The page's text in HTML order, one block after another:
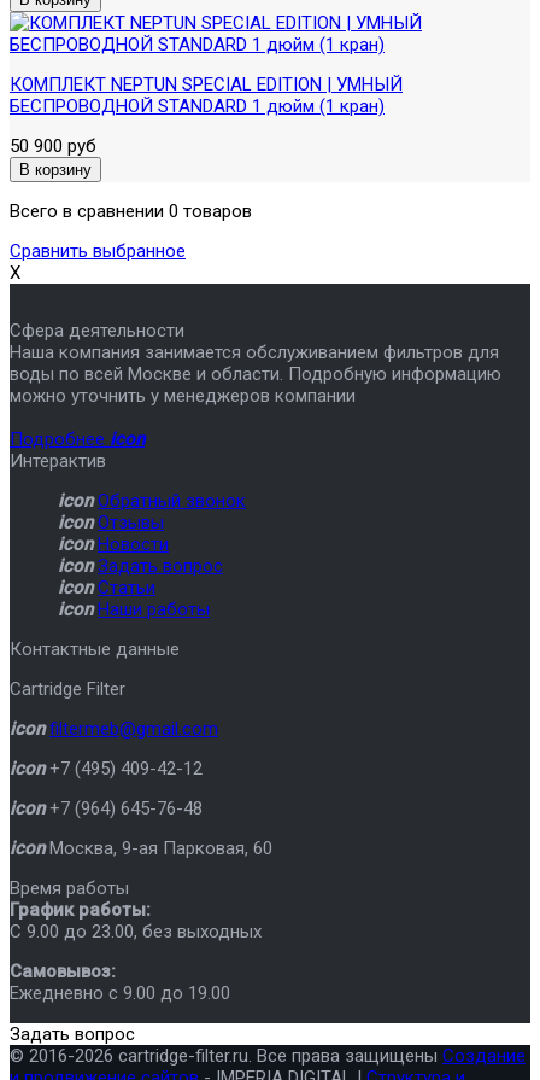
КОМПЛЕКТ NEPTUN SPECIAL EDITION | УМНЫЙ
БЕСПРОВОДНОЙ STANDARD 1 дюйм (1 кран)
50 900 руб
Всего в сравнении 0 товаров
Сравнить выбранное
X
Сфера деятельности
Наша компания занимается обслуживанием фильтров для
воды по всей Москве и области. Подробную информацию
можно уточнить у менеджеров компании
Подробнее icon
Интерактив
icon Обратный звонок
icon Отзывы
icon Новости
icon Задать вопрос
icon Статьи
icon Наши работы
Контактные данные
Cartridge Filter
icon filtermeb@gmail.com
icon +7 (495) 409-42-12
icon +7 (964) 645-76-48
icon Москва, 9-ая Парковая, 60
Время работы
График работы:
C 9.00 до 23.00, без выходных
Самовывоз:
Ежедневно с 9.00 до 19.00
Задать вопрос
© 2016-2026 cartridge-filter.ru. Все права защищены Создание